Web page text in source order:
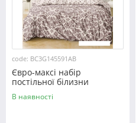
code: BC3G145591AB
Євро-максі набір
постільної білизни
200*220 із Бязі "Gold" з
простирадлом на резинці
В наявності